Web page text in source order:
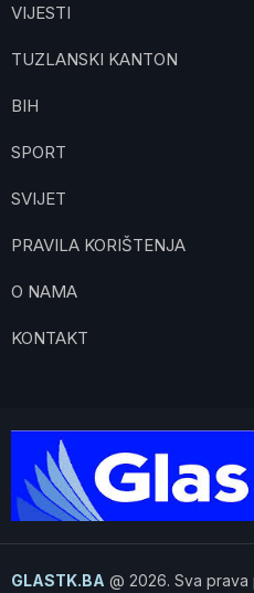
VIJESTI
TUZLANSKI KANTON
BIH
SPORT
SVIJET
PRAVILA KORIŠTENJA
O NAMA
KONTAKT
GLASTK.BA @ 2026. Sva